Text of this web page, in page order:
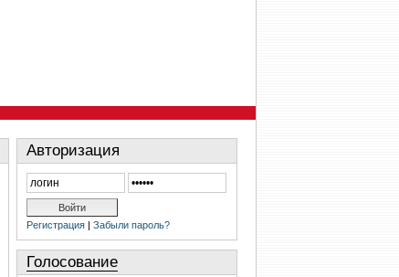
Авторизация
Регистрация | Забыли пароль?
Голосование